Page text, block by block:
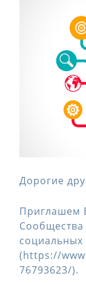
Дорогие
Приглашем
Сообщества
социальных
(https://
76793623/).